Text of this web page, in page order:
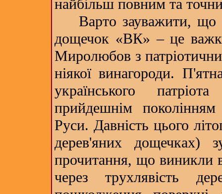
найбільш повним та
Варто зауважити, що
дощечок «ВК» – це
Миролюбов з
ніякої винагороди.
українського
прийдешнім
Руси. Давність цього
дерев'яних дощечках)
прочитання, що виникли в
через трухлявість